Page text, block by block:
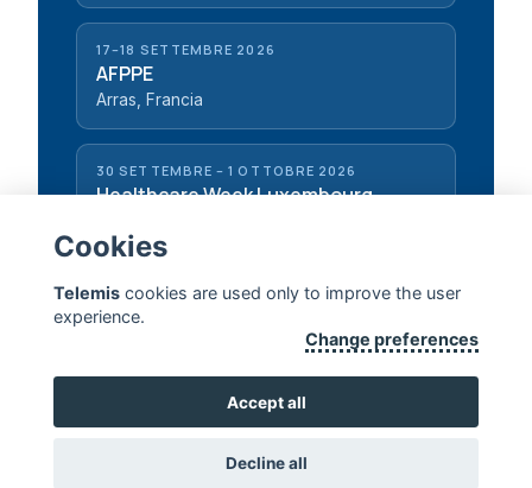
17–18 SETTEMBRE 2026
AFPPE
Arras, Francia
30 SETTEMBRE – 1 OTTOBRE 2026
Healthcare Week Luxembourg
CONTATTACI
Cookies
Telemiscookies are used only to improve the user
experience.
Change preferences
Accept all
Decline all